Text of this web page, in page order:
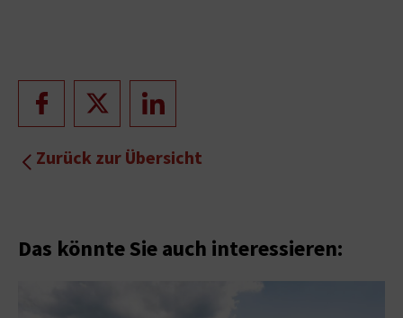
Zurück zur Übersicht
Das könnte Sie auch interessieren: